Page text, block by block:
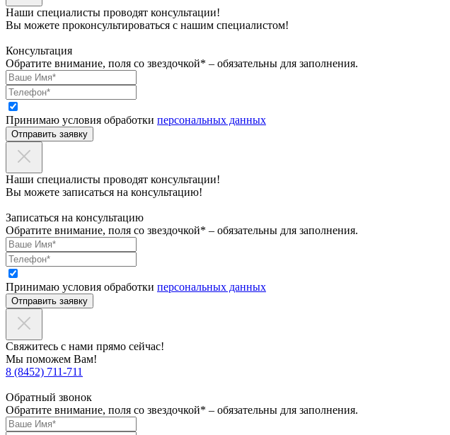
Наши специалисты проводят консультации!
Вы можете проконсультироваться с нашим специалистом!
Консультация
Обратите внимание, поля со звездочкой* – обязательны для заполнения.
Принимаю условия обработки персональных данных
Отправить заявку
Наши специалисты проводят консультации!
Вы можете записаться на консультацию!
Записаться на консультацию
Обратите внимание, поля со звездочкой* – обязательны для заполнения.
Принимаю условия обработки персональных данных
Отправить заявку
Свяжитесь с нами прямо сейчас!
Мы поможем Вам!
8 (8452) 711-711
Обратный звонок
Обратите внимание, поля со звездочкой* – обязательны для заполнения.